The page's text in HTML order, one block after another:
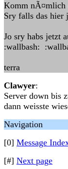
Komm nÃ¤mlich
Sry falls das hier
Jo sry habs jetzt
:wallbash:
terra
Clawyer:
Server down bis
dann weisste
Navigation
[0] Message
[#] Next page